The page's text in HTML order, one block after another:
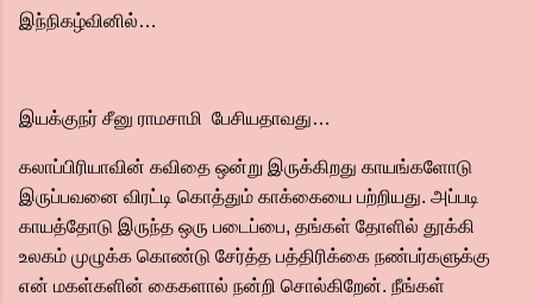
இந்நிகழ்வினில்…
இயக்குநர் சீனு ராமசாமி பேசியதாவது…
கலாப்பிரியாவின் கவிதை ஒன்று இருக்கிறது காயங்களோடு
இருப்பவனை விரட்டி கொத்தும் காக்கையை பற்றியது. அப்படி
காயத்தோடு இருந்த ஒரு படைப்பை, தங்கள் தோளில் தூக்கி
உலகம் முழுக்க கொண்டு சேர்த்த பத்திரிக்கை நண்பர்களுக்கு
என் மகள்களின் கைகளால் நன்றி சொல்கிறேன். நீங்கள்